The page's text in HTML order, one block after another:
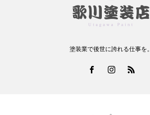
塗装業で後世に誇れる仕事を。